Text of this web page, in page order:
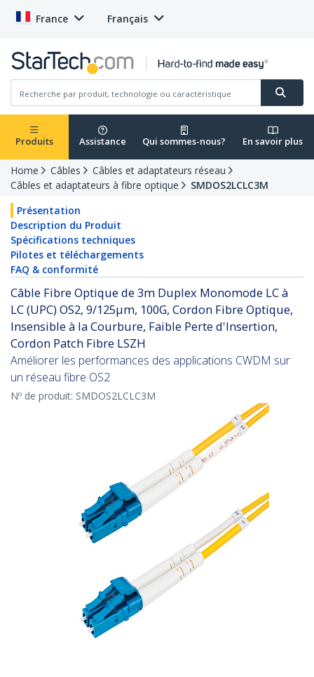
France Français
Produits Assistance Qui sommes-nous? En savoir plus
Home Câbles
Câbles et adaptateurs réseau
Câbles et adaptateurs à fibre optique
SMDOS2LCLC3M
Présentation
Description du Produit
Spécifications techniques
Pilotes et téléchargements
FAQ & conformité
Câble Fibre Optique de 3m Duplex Monomode LC à
LC (UPC) OS2, 9/125µm, 100G, Cordon Fibre Optique,
Insensible à la Courbure, Faible Perte d'Insertion,
Cordon Patch Fibre LSZH
Améliorer les performances des applications CWDM sur
un réseau fibre OS2
Nº de produit: SMDOS2LCLC3M